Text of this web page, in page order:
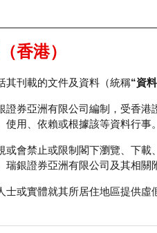
美股指數產品 輪證市場統計
香港）
其刊載的文件及資料（統稱“資
證券亞洲有限公司編制，受香
使用、依賴或根據該等資料行
或會禁止或限制閣下瀏覽、下
瑞銀證券亞洲有限公司及其相關
士或實體就其所居住地區提供
析儀
計 比較